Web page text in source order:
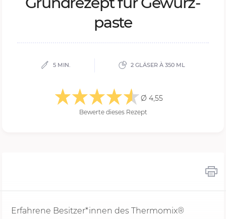
pas­te
5 MIN. 2 GLÄSER À 350 ML
Ø 4,55
Bewerte dieses Rezept
Erfahrene Besitzer*innen des Thermomix®